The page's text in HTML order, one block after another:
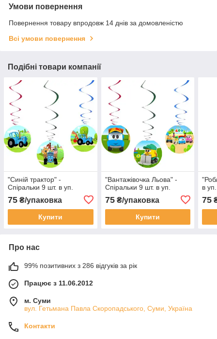
Умови повернення
Повернення товару впродовж 14 днів за домовленістю
Всі умови повернення
Подібні товари компанії
"Синій трактор" -
Спіральки 9 шт. в уп.
75 ₴/упаковка
Купити
"Вантажівочка Льова" -
Спіральки 9 шт. в уп.
75₴/упаковка
Купити
в уп.
75
Про нас
99% позитивних з 286 відгуків за рік
Працює з 11.06.2012
м. Суми
вул. Гетьмана Павла Скоропадського, Суми, Україна
Контакти